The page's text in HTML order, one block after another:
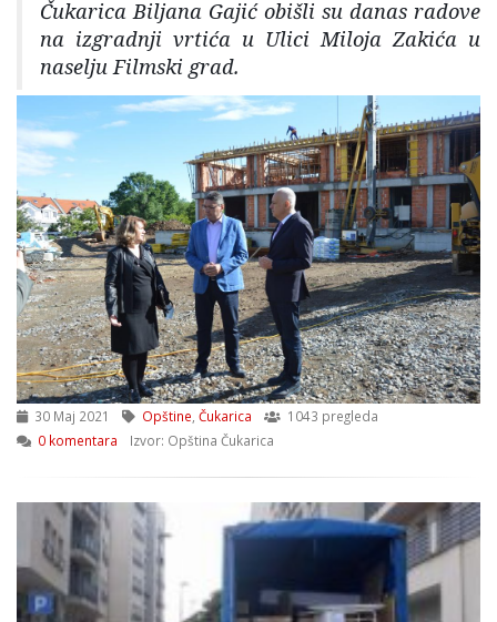
Čukarica Biljana Gajić obišli su danas radove
na izgradnji vrtića u Ulici Miloja Zakića u
naselju Filmski grad.
30 Maj 2021 Opštine, Čukarica
1043 pregleda
0 komentara
Izvor: Opština Čukarica